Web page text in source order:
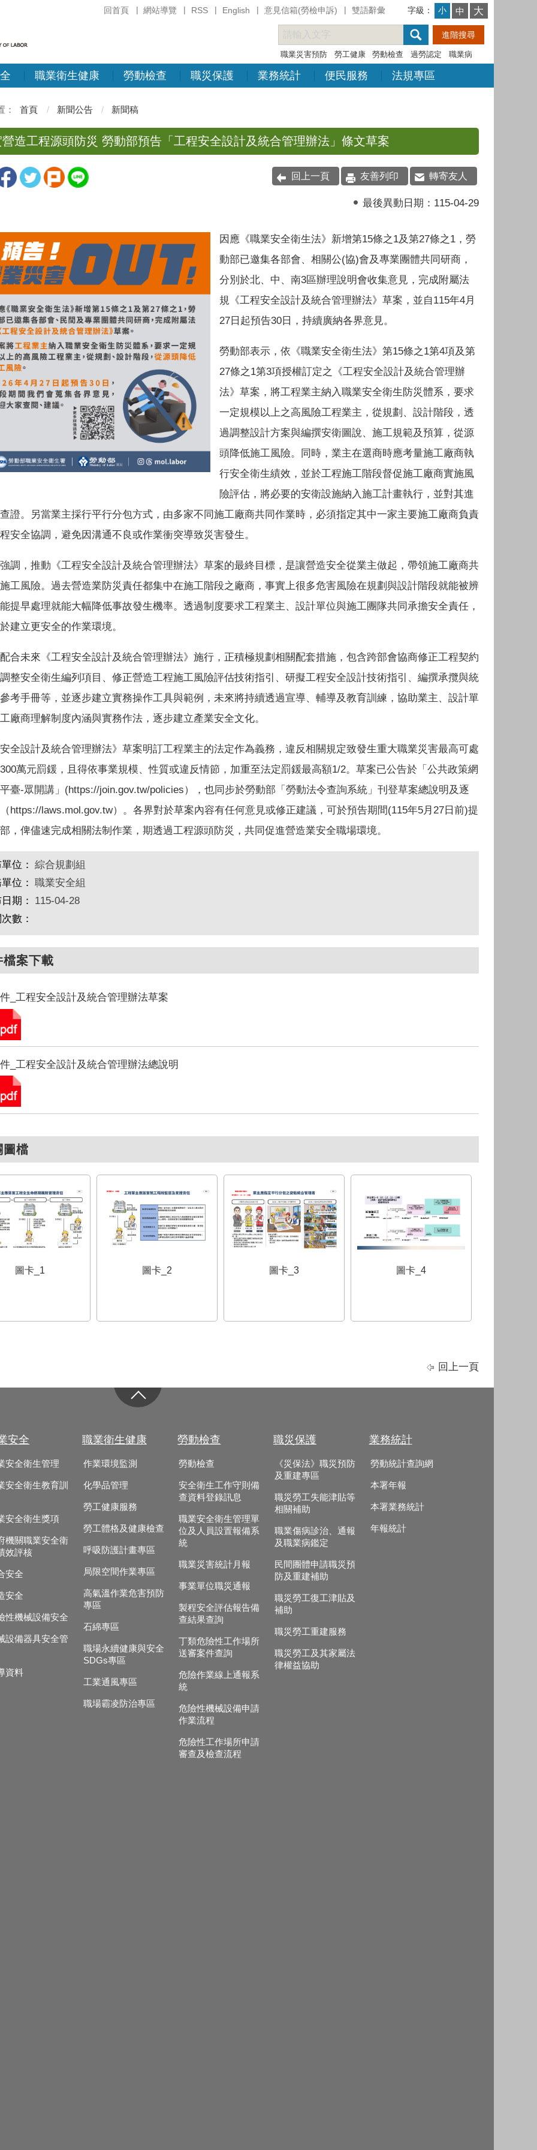
回首頁 網站導覽 RSS English 意見信箱(勞檢申訴) 雙語辭彙 字級： 小 中 大
職業災害預防 勞工健康 勞動檢查 過勞認定 職業病
職業衛生健康 勞動檢查 職災保護 業務統計 便民服務 法規專區
首頁 新聞公告 新聞稿
造工程源頭防災 勞動部預告「工程安全設計及統合管理辦法」條文草案
回上一頁 友善列印 轉寄友人
最後異動日期： 115-04-29
因應《職業安全衛生法》新增第15條之1及第27條之1，勞
動部已邀集各部會、相關公(協)會及專業團體共同研商，
分別於北、中、南3區辦理說明會收集意見，完成附屬法
規《工程安全設計及統合管理辦法》草案，並自115年4月
27日起預告30日，持續廣納各界意見。
勞動部表示，依《職業安全衛生法》第15條之1第4項及第
27條之1第3項授權訂定之《工程安全設計及統合管理辦
法》草案，將工程業主納入職業安全衛生防災體系，要求
一定規模以上之高風險工程業主，從規劃、設計階段，透
過調整設計方案與編撰安衛圖說、施工規範及預算，從源
頭降低施工風險。同時，業主在選商時應考量施工廠商執
行安全衛生績效，並於工程施工階段督促施工廠商實施風
險評估，將必要的安衛設施納入施工計畫執行，並對其進
證。另當業主採行平行分包方式，由多家不同施工廠商共同作業時，必須指定其中一家主要施工廠商負責
安全協調，避免因溝通不良或作業衝突導致災害發生。
調，推動《工程安全設計及統合管理辦法》草案的最終目標，是讓營造安全從業主做起，帶領施工廠商共
工風險。過去營造業防災責任都集中在施工階段之廠商，事實上很多危害風險在規劃與設計階段就能被辨
提早處理就能大幅降低事故發生機率。透過制度要求工程業主、設計單位與施工團隊共同承擔安全責任，
建立更安全的作業環境。
合未來《工程安全設計及統合管理辦法》施行，正積極規劃相關配套措施，包含跨部會協商修正工程契約
整安全衛生編列項目、修正營造工程施工風險評估技術指引、研擬工程安全設計技術指引、編撰承攬與統
考手冊等，並逐步建立實務操作工具與範例，未來將持續透過宣導、輔導及教育訓練，協助業主、設計單
廠商理解制度內涵與實務作法，逐步建立產業安全文化。
全設計及統合管理辦法》草案明訂工程業主的法定作為義務，違反相關規定致發生重大職業災害最高可處
萬元罰鍰，且得依事業規模、性質或違反情節，加重至法定罰鍰最高額1/2。草案已公告於「公共政策網
臺-眾開講」(https://join.gov.tw/policies），也同步於勞動部「勞動法令查詢系統」刊登草案總說明及逐
https://laws.mol.gov.tw）。各界對於草案內容有任何意見或修正建議，可於預告期間(115年5月27日前)提
，俾儘速完成相關法制作業，期透過工程源頭防災，共同促進營造業安全職場環境。
位： 綜合規劃組
位： 職業安全組
期：
115-04-28
數：
檔案下載
_工程安全設計及統合管理辦法草案
_工程安全設計及統合管理辦法總說明
圖檔
圖卡_1 圖卡_2 圖卡_3 圖卡_4
回上一頁
安全
安全衛生管理
安全衛生教育訓
安全衛生獎項
機關職業安全衛
效評核
安全
安全
性機械設備安全
設備器具安全管
資料
職業衛生健康
作業環境監測
化學品管理
勞工健康服務
勞工體格及健康檢查
呼吸防護計畫專區
局限空間作業專區
高氣溫作業危害預防
專區
石綿專區
職場永續健康與安全
SDGs專區
工業通風專區
職場霸凌防治專區
勞動檢查
勞動檢查
安全衛生工作守則備
查資料登錄訊息
職業安全衛生管理單
位及人員設置報備系
統
職業災害統計月報
事業單位職災通報
製程安全評估報告備
查結果查詢
丁類危險性工作場所
送審案件查詢
危險作業線上通報系
統
危險性機械設備申請
作業流程
危險性工作場所申請
審查及檢查流程
職災保護
《災保法》職災預防
及重建專區
職災勞工失能津貼等
相關補助
職業傷病診治、通報
及職業病鑑定
民間團體申請職災預
防及重建補助
職災勞工復工津貼及
補助
職災勞工重建服務
職災勞工及其家屬法
律權益協助
業務統計
勞動統計查詢網
本署年報
本署業務統計
年報統計